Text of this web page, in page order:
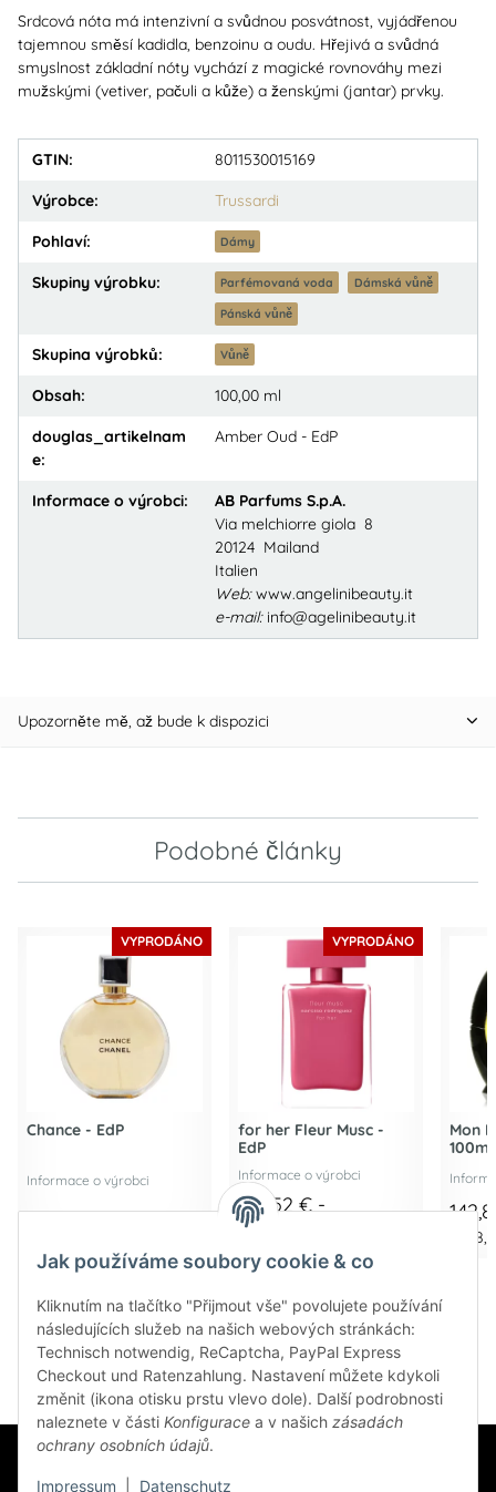
Srdcová nóta má intenzivní a svůdnou posvátnost, vyjádřenou
tajemnou směsí kadidla, benzoinu a oudu. Hřejivá a svůdná
smyslnost základní nóty vychází z magické rovnováhy mezi
mužskými (vetiver, pačuli a kůže) a ženskými (jantar) prvky.
GTIN: 8011530015169
Výrobce: Trussardi
Pohlaví: Dámy
Skupiny výrobku: Parfémovaná voda Dámská vůně
Pánská vůně
Skupina výrobků: Vůně
Obsah: 100,00 ml
douglas_artikelnam
e:
Amber Oud - EdP
Informace o výrobci:
AB Parfums S.p.A.
Via melchiorre giola 8
20124 Mailand
Italien
Web:www.angelinibeauty.it
e-mail:info@agelinibeauty.it
Upozorněte mě, až bude k dispozici
Podobné články
VYPRODÁNO
Chance - EdP
Informace o výrobci
VYPRODÁNO
for her Fleur Musc -
EdP
Informace o výrobci
128,52 € -
172,55 €
Mon
100ml
Jak používáme soubory cookie & co
Kliknutím na tlačítko "Přijmout vše" povolujete používání
následujících služeb na našich webových stránkách:
Technisch notwendig, ReCaptcha, PayPal Express
Checkout und Ratenzahlung. Nastavení můžete kdykoli
změnit (ikona otisku prstu vlevo dole). Další podrobnosti
naleznete v části Konfigurace a v našich zásadách
ochrany osobních údajů.
Impressum Datenschutz